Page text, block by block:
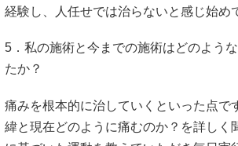
経験し、人任せでは治らないと感じ始め
5．私の施術と今までの施術はどのよう
たか？
痛みを根本的に治していくといった点で
緯と現在どのように痛むのか？を詳しく